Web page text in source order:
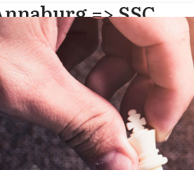
=> SSC